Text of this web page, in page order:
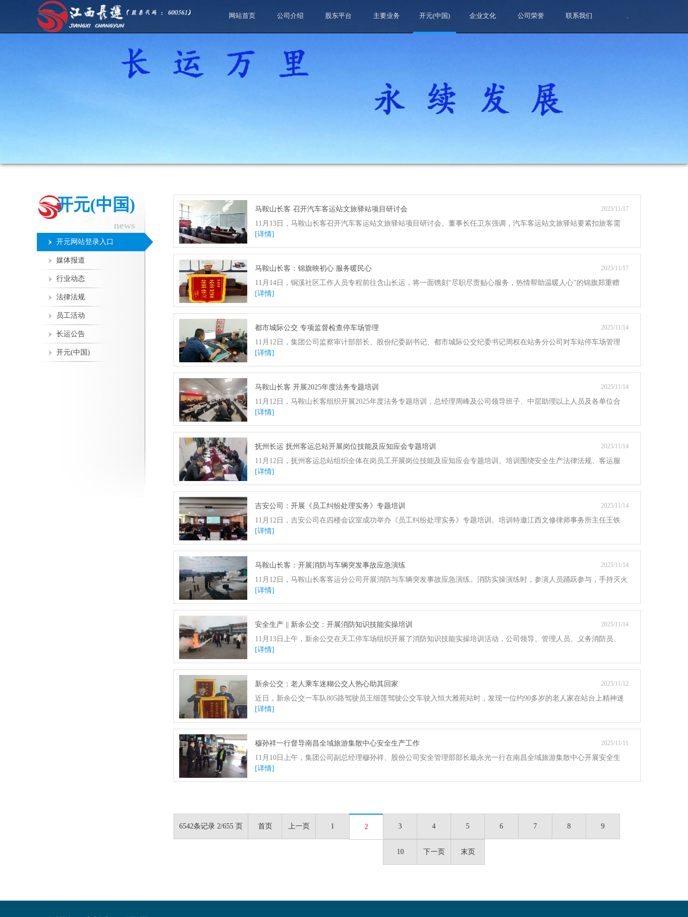
网站首页 公司介绍 股东平台 主要业务 开元(中国) 企业文化 公司荣誉 联系我们 .
开元(中国)
news
开元网站登录入口
媒体报道
行业动态
法律法规
员工活动
长运公告
开元(中国)
马鞍山长客 召开汽车客运站文旅驿站项目研讨会 2025/11/17
11月13日，马鞍山长客召开汽车客运站文旅驿站项目研讨会。董事长任卫东强调，汽车客运站文旅驿站要紧扣旅客需
[详情]
马鞍山长客：锦旗映初心 服务暖民心 2025/11/17
11月14日，铜溪社区工作人员专程前往含山长运，将一面镌刻“尽职尽责贴心服务，热情帮助温暖人心”的锦旗郑重赠
[详情]
都市城际公交 专项监督检查停车场管理 2025/11/14
11月12日，集团公司监察审计部部长、股份纪委副书记、都市城际公交纪委书记周权在站务分公司对车站停车场管理
[详情]
马鞍山长客 开展2025年度法务专题培训 2025/11/14
11月12日，马鞍山长客组织开展2025年度法务专题培训，总经理周峰及公司领导班子、中层助理以上人员及各单位合
[详情]
抚州长运 抚州客运总站开展岗位技能及应知应会专题培训 2025/11/14
11月12日，抚州客运总站组织全体在岗员工开展岗位技能及应知应会专题培训。培训围绕安全生产法律法规、客运服
[详情]
吉安公司：开展《员工纠纷处理实务》专题培训 2025/11/14
11月12日，吉安公司在四楼会议室成功举办《员工纠纷处理实务》专题培训。培训特邀江西文修律师事务所主任王铁
[详情]
马鞍山长客：开展消防与车辆突发事故应急演练 2025/11/14
11月12日，马鞍山长客客运分公司开展消防与车辆突发事故应急演练。消防实操演练时，参演人员踊跃参与，手持灭火
[详情]
安全生产 || 新余公交：开展消防知识技能实操培训 2025/11/14
11月13日上午，新余公交在天工停车场组织开展了消防知识技能实操培训活动，公司领导、管理人员、义务消防员、
[详情]
新余公交：老人乘车迷糊公交人热心助其回家 2025/11/12
近日，新余公交一车队805路驾驶员王细莲驾驶公交车驶入恒大雅苑站时，发现一位约90多岁的老人家在站台上精神迷
[详情]
穆孙祥一行督导南昌全域旅游集散中心安全生产工作 2025/11/11
11月10日上午，集团公司副总经理穆孙祥、股份公司安全管理部部长戢永光一行在南昌全域旅游集散中心开展安全生
[详情]
6542条记录 2/655 页 首页 上一页 1 2 3 4 5 6 7 8 9
10 下一页 末页